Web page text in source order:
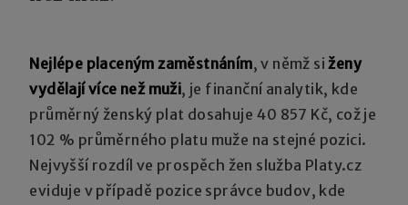
Nejlépe placeným zaměstnáním, v němž siženy
vydělají více než muži, je finanční analytik, kde
průměrný ženský plat dosahuje 40 857 Kč, což je
102 % průměrného platu muže na stejné pozici.
Nejvyšší rozdíl ve prospěch žen služba Platy.cz
eviduje v případě pozice správce budov, kde